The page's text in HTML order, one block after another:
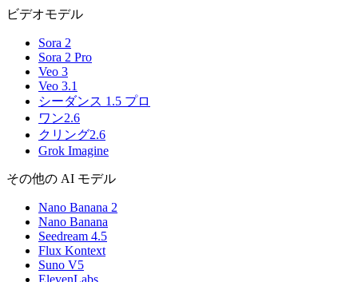
ビデオモデル
Sora 2
Sora 2 Pro
Veo 3
Veo 3.1
シーダンス 1.5 プロ
ワン2.6
クリング2.6
Grok Imagine
その他の AI モデル
Nano Banana 2
Nano Banana
Seedream 4.5
Flux Kontext
Suno V5
ElevenLabs